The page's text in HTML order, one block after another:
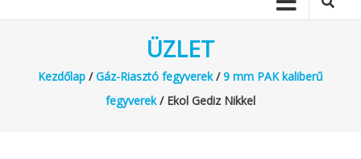
ÜZLET
Kezdőlap/Gáz-Riasztó fegyverek/9 mm PAK kaliberű
fegyverek/ Ekol Gediz Nikkel